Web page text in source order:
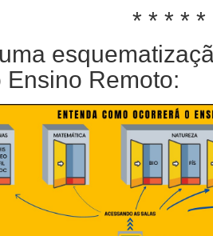
* * * * *
Ensino Remoto: